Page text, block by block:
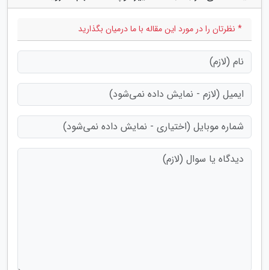
* نظرتان را در مورد این مقاله با ما درمیان بگذارید